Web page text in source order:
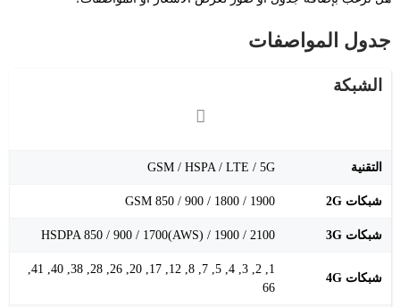
جدول المواصفات
الشبكة
التقنية GSM / HSPA / LTE / 5G
شبكات 2G GSM 850 / 900 / 1800 / 1900
شبكات 3G HSDPA 850 / 900 / 1700(AWS) / 1900 / 2100
شبكات 4G
1, 2, 3, 4, 5, 7, 8, 12, 17, 20, 26, 28, 38, 40, 41,
66